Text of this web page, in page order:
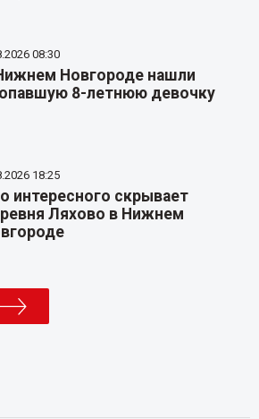
08:30
Новгороде нашли
8-летнюю девочку
18:25
интересного скрывает
Ляхово в Нижнем